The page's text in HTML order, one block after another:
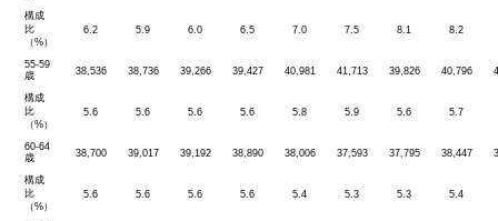
構成
比
（%）
6.2 5.9 6.0 6.5 7.0 7.5 8.1 8.2
55-59
歳
38,536 38,736 39,266 39,427 40,981 41,713 39,826 40,796
構成
比
（%）
5.6 5.6 5.6 5.6 5.8 5.9 5.6 5.7
60-64
歳
38,700 39,017 39,192 38,890 38,006 37,593 37,795 38,447
構成
比
（%）
5.6 5.6 5.6 5.6 5.4 5.3 5.3 5.4